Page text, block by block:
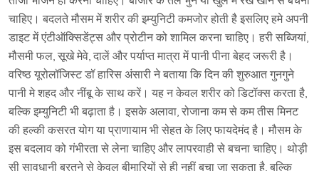
चाहिए। बदलते मौसम में शरीर की इम्युनिटी कमजोर होती है इसलिए हमे अपनी
डाइट में एंटीऑक्सिडेंट्स और प्रोटीन को शामिल करना चाहिए। हरी सब्जियां,
मौसमी फल, सूखे मेवे, दालें और पर्याप्त मात्रा में पानी पीना बेहद जरूरी है।
वरिष्ठ यूरोलॉजिस्ट डॉ हारिस अंसारी ने बताया कि दिन की शुरुआत गुनगुने
पानी मे शहद और नींबू के साथ करें। यह न केवल शरीर को डिटॉक्स करता है,
बल्कि इम्युनिटी भी बढ़ाता है। इसके अलावा, रोजाना कम से कम तीस मिनट
की हल्की कसरत योग या प्राणायाम भी सेहत के लिए फायदेमंद है। मौसम के
इस बदलाव को गंभीरता से लेना चाहिए और लापरवाही से बचना चाहिए। थोड़ी
सी सावधानी बरतने से केवल बीमारियों से ही नहीं बचा जा सकता है, बल्कि